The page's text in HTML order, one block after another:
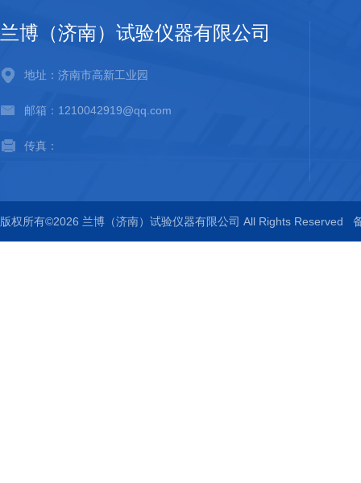
兰博（济南）试验仪器有限公司
地址：济南市高新工业园
邮箱：1210042919@qq.com
传真：
版权所有©2026 兰博（济南）试验仪器有限公司 All Rights Reserved